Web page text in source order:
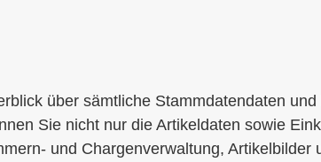
über sämtliche Stammdatendaten
Sie nicht nur die Artikeldaten sowie
und Chargenverwaltung, Artikelbilder